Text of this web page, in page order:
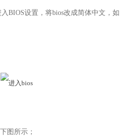
入BIOS设置，将bios改成简体中文 ，如
图所示；